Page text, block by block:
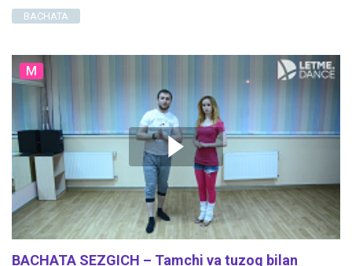
BACHATA
M
BACHATA SEZGICH – Tamchi va tuzoq bilan